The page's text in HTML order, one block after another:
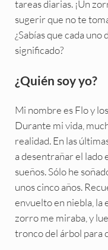
tareas diarias. ¡Un
sugerir que no te
¿Sabías que cada
significado?
¿Quién soy yo?
Mi nombre es Flo y
Durante mi vida,
realidad. En las
a desentrañar el lado
sueños. Sólo he
unos cinco años.
envuelto en niebla, la
zorro me miraba, y
tronco del árbol para